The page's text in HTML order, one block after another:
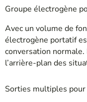
Groupe électrogène
Avec un volume de
électrogène portatif
conversation normale.
l’arrière-plan des
Sorties multiples pour